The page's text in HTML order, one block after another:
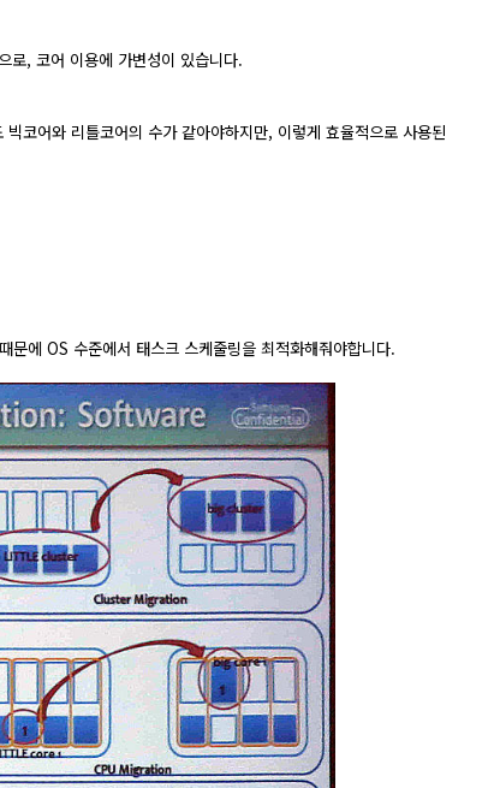
, 코어 이용에 가변성이 있습니다.
코어와 리틀코어의 수가 같아야하지만, 이렇게 효율적으로 사용된
에 OS 수준에서 태스크 스케줄링을 최적화해줘야합니다.